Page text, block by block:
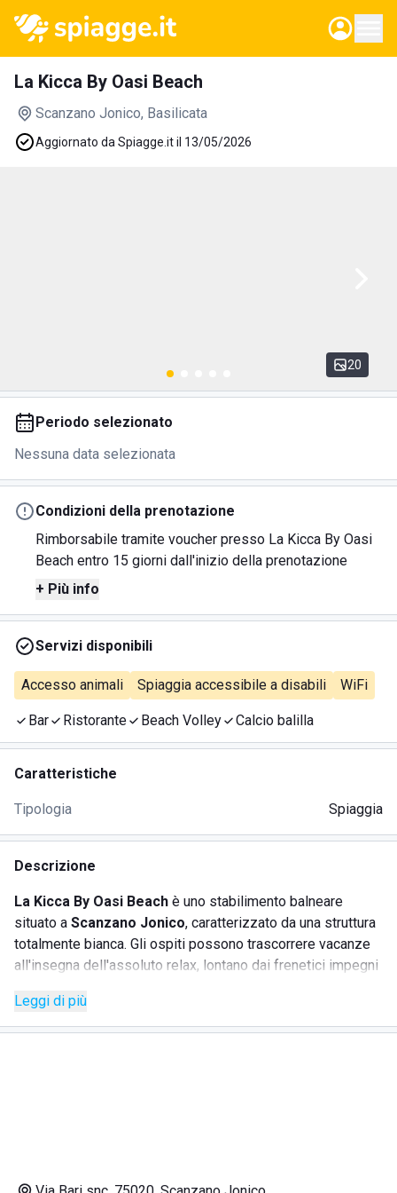
La Kicca By Oasi Beach
Scanzano Jonico, Basilicata
Aggiornato da Spiagge.it il 13/05/2026
20
Periodo selezionato
Nessuna data selezionata
Condizioni della prenotazione
Rimborsabile tramite voucher presso La Kicca By Oasi
Beach entro 15 giorni dall'inizio della prenotazione
+ Più info
Servizi disponibili
Accesso animali Spiaggia accessibile a disabili WiFi
Bar Ristorante Beach Volley Calcio balilla
Caratteristiche
Tipologia Spiaggia
Descrizione
La Kicca By Oasi Beach è uno stabilimento balneare
situato a Scanzano Jonico, caratterizzato da una struttura
totalmente bianca. Gli ospiti possono trascorrere vacanze
all'insegna dell'assoluto relax, lontano dai frenetici impegni
calorosa accoglienza, la professionalità e l'ospitalità
offerta dalla coppia di proprietari, sempre gentili e attenti
Leggi di più